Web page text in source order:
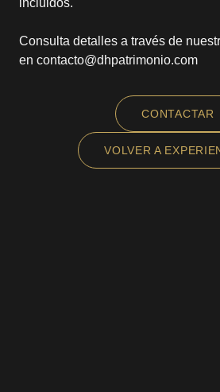
incluidos.
Consulta detalles a través de
en contacto@dhpatrimonio.com
CONTACTAR
VOLVER A